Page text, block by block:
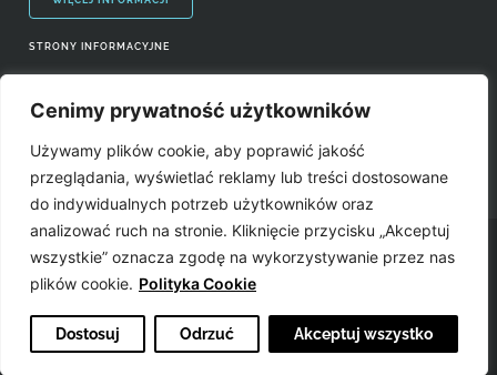
Cenimy prywatność użytkowników
Używamy plików cookie, aby poprawić jakość
przeglądania, wyświetlać reklamy lub treści dostosowane
do indywidualnych potrzeb użytkowników oraz
analizować ruch na stronie. Kliknięcie przycisku „Akceptuj
wszystkie” oznacza zgodę na wykorzystywanie przez nas
plików cookie. Polityka Cookie
Dostosuj Odrzuć Akceptuj wszystko
STRONY INFORMACYJNE
Prawa autorskie i wykorzystywanie treści serwisu
Źródła
Easyvoice.pl © 2006-2022. Wszystkie prawa zastrzeżone. Stronę zrobiły: